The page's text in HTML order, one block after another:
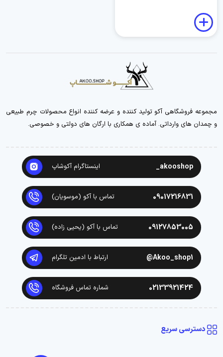
مجموعه فروشگاهی آکو تولید کننده و عرضه کننده انواع محصولات چرم طبیعی
و چمدان های وارداتی. آماده ی همکاری با ارگان های دولتی و خصوصی.
akooshop_ اینستاگرام آکوشاپ
09017216831 تماس با آکو (موسویان)
09127853005 تماس با آکو (یحیی زاده)
Akoo_shop1@ ارتباط با ادمین تلگرام
02133921424 شماره تماس فروشگاه
دسترسی سریع